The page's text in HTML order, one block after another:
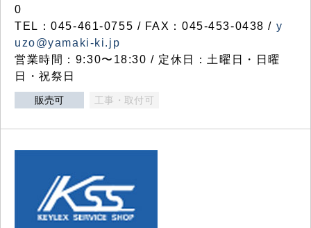
0
TEL：045-461-0755 / FAX：045-453-0438 / y
uzo@yamaki-ki.jp
営業時間：9:30〜18:30 / 定休日：土曜日・日曜
日・祝祭日
販売可 工事・取付可